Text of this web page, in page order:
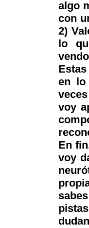
algo
con
2)
lo
en lo
voy
En
voy